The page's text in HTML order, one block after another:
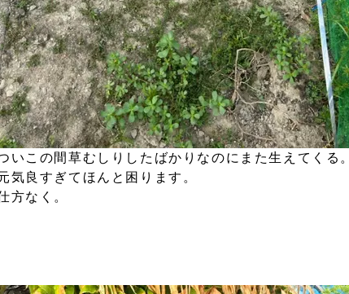
いこの間草むしりしたばかりなのにまた生えてくる。
気良すぎてほんと困ります。
方なく。